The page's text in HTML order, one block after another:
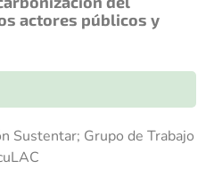
actores públicos y
Sustentar; Grupo de Trabajo